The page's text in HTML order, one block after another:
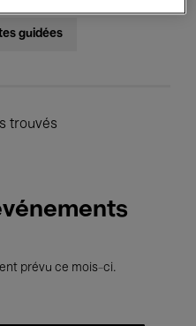
guidées
trouvés
prévu ce mois-ci.